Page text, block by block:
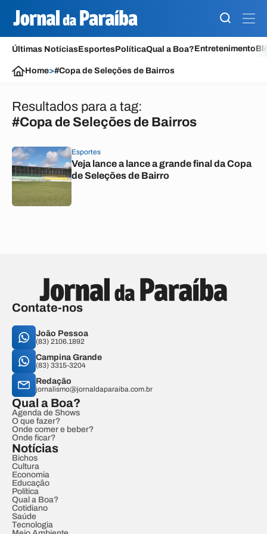
Últimas NotíciasEsportesPolíticaQual a Boa?Entretenimento
Home>#Copa de Seleções de Bairros
Resultados para a tag:
#Copa de Seleções de Bairros
Esportes
Veja lance a lance a grande final da Copa
de Seleções de Bairro
Contate-nos
João Pessoa
(83) 2106.1892
Campina Grande
(83) 3315-3204
Redação
jornalismo@jornaldaparaiba.com.br
Qual a Boa?
Agenda de Shows
O que fazer?
Onde comer e beber?
Onde ficar?
Notícias
Bichos
Cultura
Economia
Educação
Política
Qual a Boa?
Cotidiano
Saúde
Tecnologia